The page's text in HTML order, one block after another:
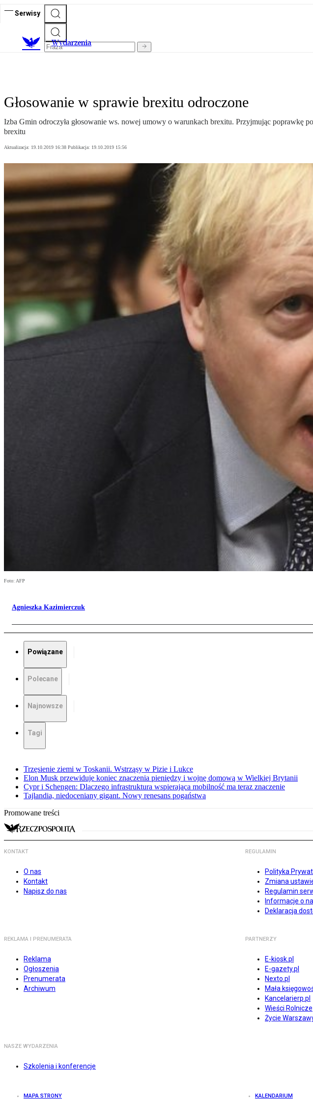
Serwisy
Wydarzenia
Głosowanie w sprawie brexitu odroczone
Izba Gmin odroczyła głosowanie ws. nowej umowy o warunkach brexitu. Przyjmując poprawkę
brexitu
Aktualizacja: 19.10.2019 16:38 Publikacja: 19.10.2019 15:56
Foto: AFP
Agnieszka Kazimierczuk
Powiązane
Polecane
Najnowsze
Tagi
Trzęsienie ziemi w Toskanii. Wstrząsy w Pizie i Lukce
Elon Musk przewiduje koniec znaczenia pieniędzy i wojnę domową w Wielkiej Brytanii
Cypr i Schengen: Dlaczego infrastruktura wspierająca mobilność ma teraz znaczenie
Tajlandia, niedoceniany gigant. Nowy renesans pogaństwa
Promowane treści
KONTAKT
O nas
Kontakt
Napisz do nas
REGULAMIN
Polityka
Zmiana
Regulamin
Informacje o
Deklaracja
REKLAMA I PRENUMERATA
Reklama
Ogłoszenia
Prenumerata
Archiwum
PARTNERZY
E-kiosk.pl
E-gazety.pl
Nexto.pl
Mała
Kancelarierp.pl
Wieści Rolnicze
Życie
NASZE WYDARZENIA
Szkolenia i konferencje
MAPA STRONY KALENDARIUM